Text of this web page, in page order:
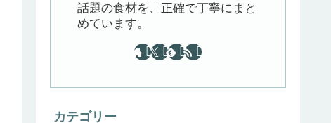
話題の食材を、正確で丁寧にまと
めています。
カテゴリー